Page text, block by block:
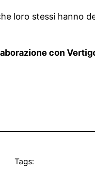
loro stessi hanno
con
Tags: